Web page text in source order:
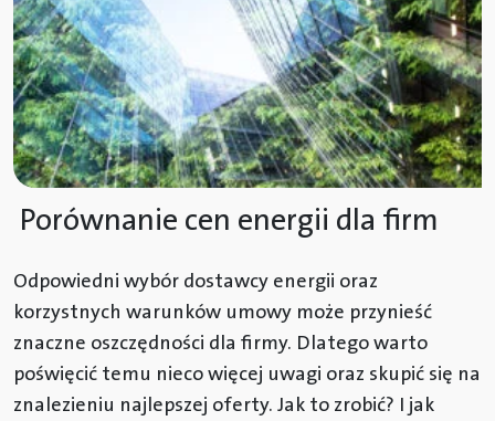
Porównanie cen energii dla firm
Odpowiedni wybór dostawcy energii oraz
korzystnych warunków umowy może przynieść
znaczne oszczędności dla firmy. Dlatego warto
poświęcić temu nieco więcej uwagi oraz skupić się na
znalezieniu najlepszej oferty. Jak to zrobić? I jak